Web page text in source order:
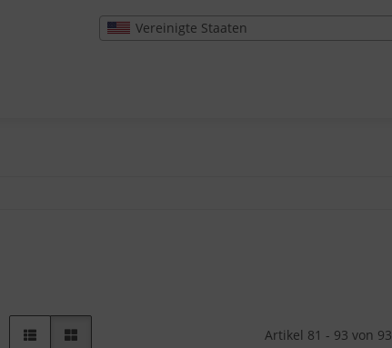
Vereinigte Staaten
Artikel 81 - 93 von 93